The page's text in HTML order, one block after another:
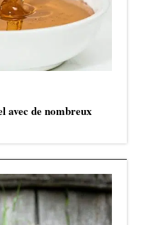
avec de nombreux